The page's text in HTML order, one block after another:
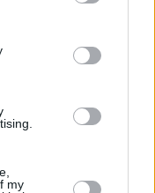
third-party tags to
in below Google
my
με απλή
σ’ αυτό
«δυναμική»
θεμάτων και